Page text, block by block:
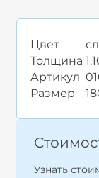
Цвет
Толщина
Артикул
Размер
Узнать